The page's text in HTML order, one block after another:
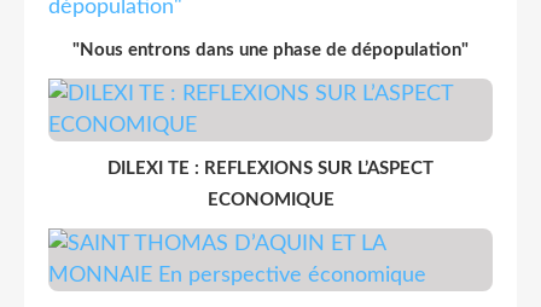
"Nous entrons dans une phase de dépopulation"
DILEXI TE : REFLEXIONS SUR L’ASPECT
ECONOMIQUE